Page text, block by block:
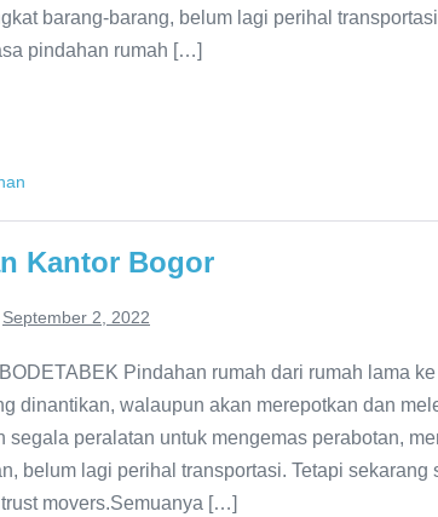
barang-barang, belum lagi perihal
pindahan rumah […]
Kantor Bogor
September 2, 2022
Pindahan rumah dari rumah lama
dinantikan, walaupun akan merepotkan dan
segala peralatan untuk mengemas perabotan,
belum lagi perihal transportasi. Tetapi
movers.Semuanya […]